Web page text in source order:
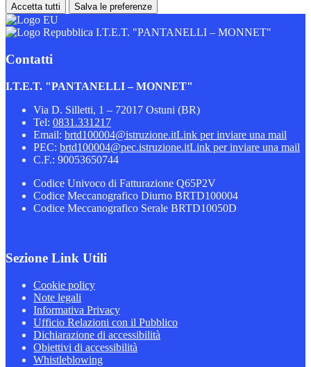
Accetta tutti Salva le preferenze
I.T.E.T. "PANTANELLI – MONNET"
Contatti
I.T.E.T. "PANTANELLI – MONNET"
Via D. Silletti, 1 – 72017 Ostuni (BR)
Tel: 0831.331217
Email: brtd100004@istruzione.itLink per inviare una mail
PEC: brtd100004@pec.istruzione.itLink per inviare una mail
C.F.: 90053650744
Codice Univoco di Fatturazione Q65P2V
Codice Meccanografico Diurno BRTD100004
Codice Meccanografico Serale BRTD10050D
Sezione Link Utili
Cookie policy
Note legali
Informativa Privacy
Ufficio Relazioni con il Pubblico
Dichiarazione di accessibilità
Obiettivi di accessibilità
Whistleblowing